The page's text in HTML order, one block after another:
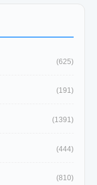
(625)
(191)
(1391)
(444)
(810)